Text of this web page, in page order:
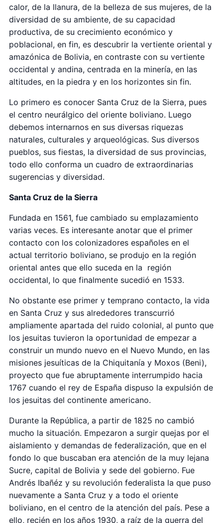
calor, de la llanura, de la belleza de sus mujeres, de la
diversidad de su ambiente, de su capacidad
productiva, de su crecimiento económico y
poblacional, en fin, es descubrir la vertiente oriental y
amazónica de Bolivia, en contraste con su vertiente
occidental y andina, centrada en la minería, en las
altitudes, en la piedra y en los horizontes sin fin.
Lo primero es conocer Santa Cruz de la Sierra, pues
el centro neurálgico del oriente boliviano. Luego
debemos internarnos en sus diversas riquezas
naturales, culturales y arqueológicas. Sus diversos
pueblos, sus fiestas, la diversidad de sus provincias,
todo ello conforma un cuadro de extraordinarias
sugerencias y diversidad.
Santa Cruz de la Sierra
Fundada en 1561, fue cambiado su emplazamiento
varias veces. Es interesante anotar que el primer
contacto con los colonizadores españoles en el
actual territorio boliviano, se produjo en la región
oriental antes que ello suceda en la región
occidental, lo que finalmente sucedió en 1533.
No obstante ese primer y temprano contacto, la vida
en Santa Cruz y sus alrededores transcurrió
ampliamente apartada del ruido colonial, al punto que
los jesuitas tuvieron la oportunidad de empezar a
construir un mundo nuevo en el Nuevo Mundo, en las
misiones jesuíticas de la Chiquitanía y Moxos (Beni),
proyecto que fue abruptamente interrumpido hacia
1767 cuando el rey de España dispuso la expulsión de
los jesuitas del continente americano.
Durante la República, a partir de 1825 no cambió
mucho la situación. Empezaron a surgir quejas por el
aislamiento y demandas de federalización, que en el
fondo lo que buscaban era atención de la muy lejana
Sucre, capital de Bolivia y sede del gobierno. Fue
Andrés Ibañéz y su revolución federalista la que puso
nuevamente a Santa Cruz y a todo el oriente
boliviano, en el centro de la atención del país. Pese a
ello, recién en los años 1930, a raíz de la guerra del